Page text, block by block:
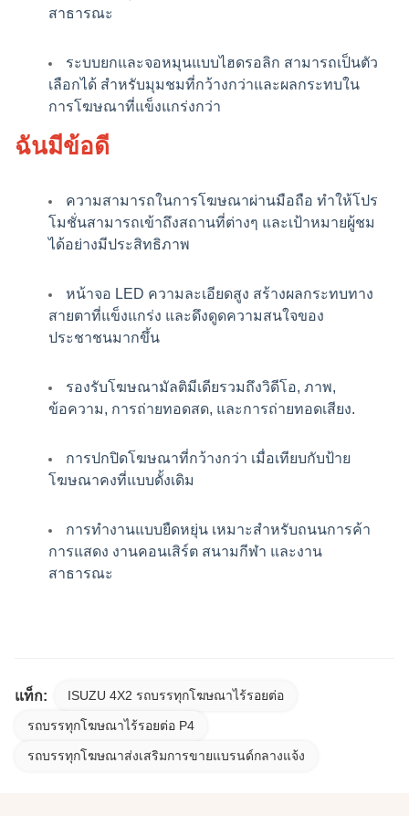
สาธารณะ
ระบบยกและจอหมุนแบบไฮดรอลิก สามารถเป็นตัว
เลือกได้ สําหรับมุมชมที่กว้างกว่าและผลกระทบใน
การโฆษณาที่แข็งแกร่งกว่า
พื้นที่แสดงสินค้าขนาดใหญ่ ให้ความน่าสนใจทาง
ระบบพลังงานอิสระรองรับการทํางานภายนอกต่อ
เนื่อง
ฉันมีข้อดี
ความสามารถในการโฆษณาผ่านมือถือ ทําให้โปร
โมชั่นสามารถเข้าถึงสถานที่ต่างๆ และเป้าหมายผู้ชม
ได้อย่างมีประสิทธิภาพ
หน้าจอ LED ความละเอียดสูง สร้างผลกระทบทาง
สายตาที่แข็งแกร่ง และดึงดูดความสนใจของ
ประชาชนมากขึ้น
รองรับโฆษณามัลติมีเดียรวมถึงวิดีโอ, ภาพ,
ข้อความ, การถ่ายทอดสด, และการถ่ายทอดเสียง.
การปกปิดโฆษณาที่กว้างกว่า เมื่อเทียบกับป้าย
โฆษณาคงที่แบบดั้งเดิม
การทํางานแบบยืดหยุ่น เหมาะสําหรับถนนการค้า
การแสดง งานคอนเสิร์ต สนามกีฬา และงาน
สาธารณะ
แท็ก: ISUZU 4X2 รถบรรทุกโฆษณาไร้รอยต่อ
รถบรรทุกโฆษณาไร้รอยต่อ P4
รถบรรทุกโฆษณาส่งเสริมการขายแบรนด์กลางแจ้ง